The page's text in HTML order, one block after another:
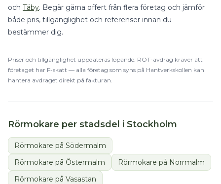
och Täby. Begär gärna offert från flera företag och jämför
både pris, tillgänglighet och referenser innan du
bestämmer dig.
Priser och tillgänglighet uppdateras löpande. ROT-avdrag kräver att
företaget har F-skatt — alla företag som syns på Hantverkskollen kan
hantera avdraget direkt på fakturan.
Rörmokare per stadsdel i Stockholm
Rörmokare på Södermalm
Rörmokare på Östermalm Rörmokare på Norrmalm
Rörmokare på Vasastan